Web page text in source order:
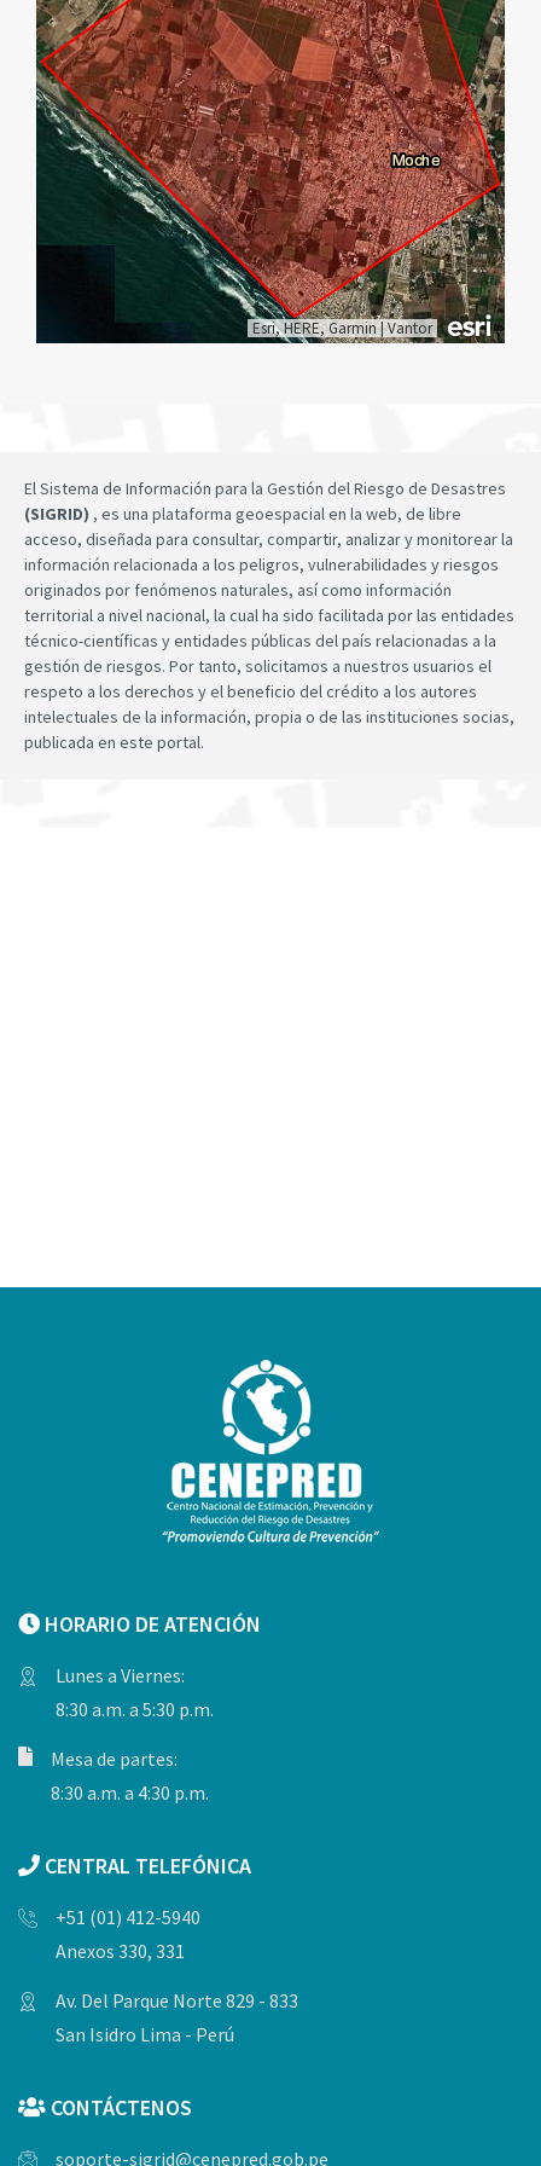
Esri, HERE, Garmin|Vantor
El Sistema de Información para la Gestión del Riesgo de Desastres
(SIGRID) , es una plataforma geoespacial en la web, de libre
acceso, diseñada para consultar, compartir, analizar y monitorear la
información relacionada a los peligros, vulnerabilidades y riesgos
originados por fenómenos naturales, así como información
territorial a nivel nacional, la cual ha sido facilitada por las entidades
técnico-científicas y entidades públicas del país relacionadas a la
gestión de riesgos. Por tanto, solicitamos a nuestros usuarios el
respeto a los derechos y el beneficio del crédito a los autores
intelectuales de la información, propia o de las instituciones socias,
publicada en este portal.
HORARIO DE ATENCIÓN
Lunes a Viernes:
8:30 a.m. a 5:30 p.m.
Mesa de partes:
8:30 a.m. a 4:30 p.m.
CENTRAL TELEFÓNICA
+51 (01) 412-5940
Anexos 330, 331
Av. Del Parque Norte 829 - 833
San Isidro Lima - Perú
CONTÁCTENOS
soporte-sigrid@cenepred.gob.pe